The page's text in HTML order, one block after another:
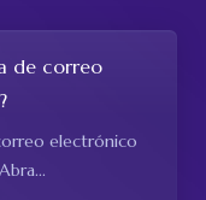
de correo
electrónico